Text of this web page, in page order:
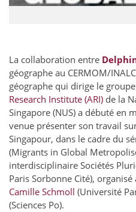
La collaboration entre
géographe au CERMOM/
géographe qui dirige le
Research Institute (ARI) de la
Singapore (NUS) a débuté en
venue présenter son travail
Singapour, dans le cadre du
(Migrants in Global
interdisciplinaire Sociétés
Paris Sorbonne Cité), organisé
Camille Schmoll (Université
(Sciences Po).